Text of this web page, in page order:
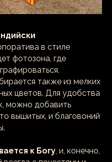
в стиле
фотозона, где
также из мелких
цветов. Для удобства
можно добавить
вышитых, и благовоний
к Богу, и, конечно,